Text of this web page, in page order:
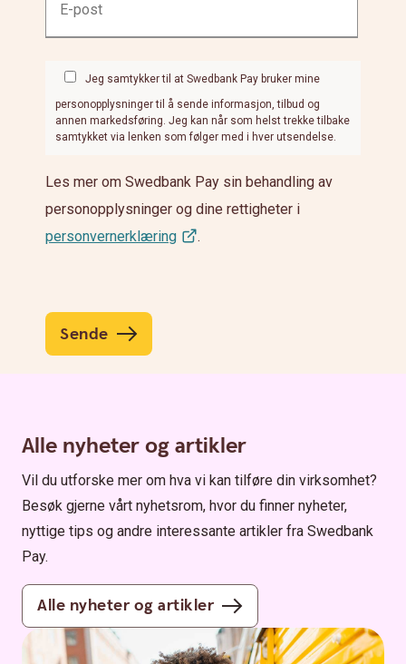
Jeg samtykker til at Swedbank Pay bruker mine
personopplysninger til å sende informasjon, tilbud og
annen markedsføring. Jeg kan når som helst trekke tilbake
samtykket via lenken som følger med i hver utsendelse.
Les mer om Swedbank Pay sin behandling av
personopplysninger og dine rettigheter i
personvernerklæring
.
Sende
Alle nyheter og artikler
Vil du utforske mer om hva vi kan tilføre din virksomhet?
Besøk gjerne vårt nyhetsrom, hvor du finner nyheter,
nyttige tips og andre interessante artikler fra Swedbank
Pay.
Alle nyheter og artikler